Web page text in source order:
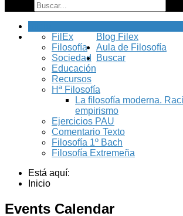
Blog Filex
FilEx
Filosofía
Sociedad
Educación
Recursos
Aula de Filosofía
Hª Filosofía
La filosofía moderna.
empirismo
Ejercicios PAU
Comentario Texto
Filosofía 1º Bach
Filosofía Extremeña
Buscar
Está aquí:
Inicio
Events Calendar